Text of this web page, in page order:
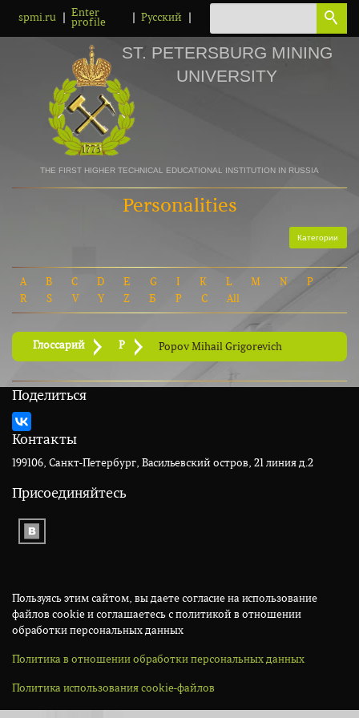
spmi.ru
Enter
profile
Русский
ST. PETERSBURG MINING
UNIVERSITY
THE FIRST HIGHER TECHNICAL EDUCATIONAL INSTITUTION IN RUSSIA
Personalities
Категории
A B C D E G I K L M N
P
R
S V Y Z Б Р С All
Глоссарий P Popov Mihail Grigorevich
Поделиться
Контакты
199106, Санкт-Петербург, Васильевский остров, 21 линия д.2
Присоединяйтесь
Пользуясь этим сайтом, вы даете согласие на использование
файлов cookie и соглашаетесь с политикой в отношении
обработки персональных данных
Политика в отношении обработки персональных данных
Политика использования cookie-файлов